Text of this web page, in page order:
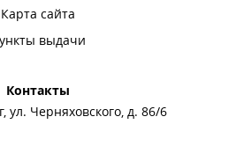
Карта сайта
выдачи
Контакты
ул. Черняховского, д. 86/6